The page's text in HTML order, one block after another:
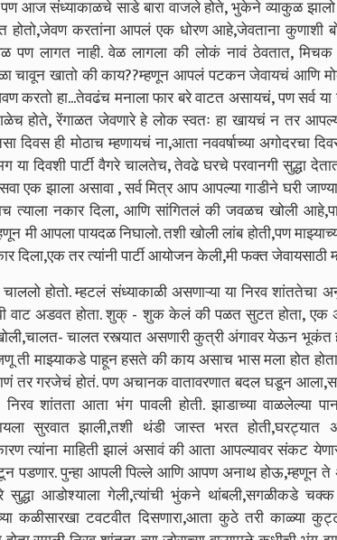
आज संध्याकाळचे साडे बारा वाजले होते, भुकेने व्याकुळ झालो
करतांना आपलं एक धोरण आहे,जेवताना कुणाशी
पण लागत नाही. वेळ लागला की लोकं नावं ठेवतात,
चावून खातो की काय??म्हणून आपलं पटकन जेवायचं आणि
करतो हा...तेवढंच मनाला फार बरे वाटत असायचं, पण सर्व
होते, रेंगाळत जेवणारे हे लोक स्वतः हा खायचं न तर
दिवस ही मोठाच म्हणायचं ना,आता नववर्षाच्या अगोदरचा
दिवशी पार्टी वैगरे चालतेच, तेवढे घरचे परवानगी सुद्धा
एक झाला असावा , सर्व मित्र आप आपल्या गाडीने घरी
त्याला नकार दिला, आणि सांगितलं की जवळच खोली
मी आपला पायदळ निघालो. तशी खोली लांब होती,पण
दिला,एक तर त्यांनी पार्टी आयोजन केली,मी फक्त जेवायसाठी
होतो. म्हटलं संध्याकाळी असणाऱ्या या निरव शांततेचा
वाट अडवत होता. शुक् - शुक केलं की पळत सुटत होता, एक
चालत रस्त्यात असणारी कुत्री अंगावर येऊन भूकंत
ती माझ्याकडे पाहून हसते की काय असाच भास मला होत
तर गरजेचं होतं. पण अचानक वातावरणात बदल घडून
शांतता आता भंग पावली होती. झाडाच्या वाळलेल्या
सुरवात झाली,तशी थंडी जास्त भरत होती,घरट्यात
त्यांना माहिती झालं असावं की आता आपल्यावर संकट
पडणार. पुन्हा आपली पिल्ले आणि आपण अनाथ होऊ,म्हणून
सुद्धा आडोश्याला गेली,त्यांची भुंकने थांबली,सगळीकडे
कळीसारखा टवटवीत दिसणारा,आता कुठे तरी काळ्या कुट्ट